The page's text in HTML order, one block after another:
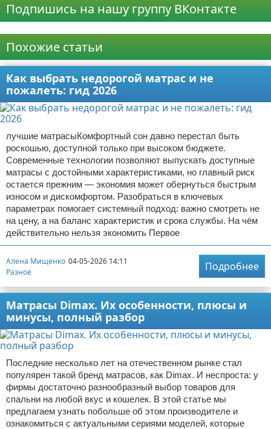
Подпишись на нашу группу ВКонтакте
Похожие статьи
Как выбрать недорогой матрас и не
пожалеть: гид 2026
лучшие матрасыКомфортный сон давно перестал быть
роскошью, доступной только при высоком бюджете.
Современные технологии позволяют выпускать доступные
матрасы с достойными характеристиками, но главный риск
остается прежним — экономия может обернуться быстрым
износом и дискомфортом. Разобраться в ключевых
параметрах помогает системный подход: важно смотреть не
на цену, а на баланс характеристик и срока службы. На чём
действительно нельзя экономить Первое
Алена Мищенко 04-05-2026 14:11
Разное
Подробнее
Матрасы Dimax. Их особенности, плюсы и
минусы, полный разбор
Последние несколько лет на отечественном рынке стал
популярен такой бренд матрасов, как Dimax. И неспроста: у
фирмы достаточно разнообразный выбор товаров для
спальни на любой вкус и кошелек. В этой статье мы
предлагаем узнать побольше об этом производителе и
ознакомиться с актуальными сериями моделей, которые